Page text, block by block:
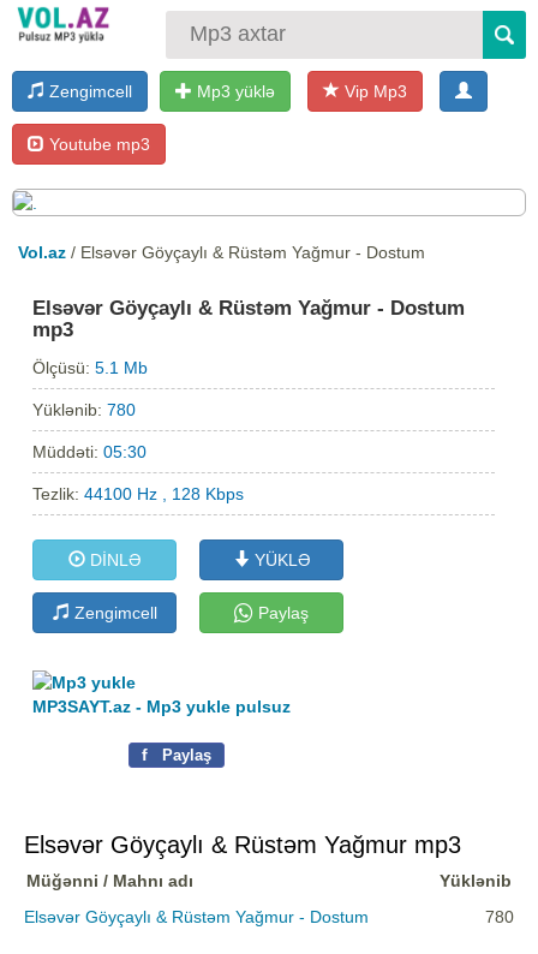
Zengimcell Mp3 yüklə Vip Mp3
Youtube mp3
Vol.az / Elsəvər Göyçaylı & Rüstəm Yağmur - Dostum
Elsəvər Göyçaylı & Rüstəm Yağmur - Dostum
mp3
Ölçüsü:5.1 Mb
Yüklənib:780
Müddəti:05:30
Tezlik:44100 Hz , 128 Kbps
DİNLƏ YÜKLƏ
Zengimcell Paylaş
MP3SAYT.az - Mp3 yukle pulsuz
f Paylaş
Elsəvər Göyçaylı & Rüstəm Yağmur mp3
Müğənni / Mahnı adı
Yüklənib
Elsəvər Göyçaylı & Rüstəm Yağmur - Dostum
780